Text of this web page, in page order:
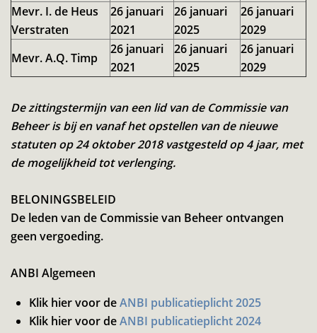
Mevr. I. de Heus
Verstraten
26 januari
2021
26 januari
2025
26 januari
2029
Mevr. A.Q. Timp
26 januari
2021
26 januari
2025
26 januari
2029
De zittingstermijn van een lid van de Commissie van
Beheer is bij en vanaf het opstellen van de nieuwe
statuten op 24 oktober 2018 vastgesteld op 4 jaar, met
de mogelijkheid tot verlenging.
BELONINGSBELEID
De leden van de Commissie van Beheer ontvangen
geen vergoeding.
ANBI Algemeen
Klik hier voor deANBI publicatieplicht 2025
Klik hier voor deANBI publicatieplicht 2024